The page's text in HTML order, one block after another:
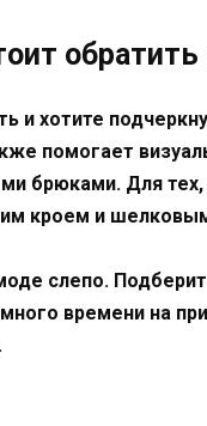
и хотите
помогает
брюками. Для
кроем и
слепо.
времени на